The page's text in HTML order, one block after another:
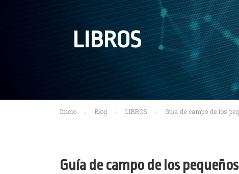
LIBROS
Inicio Blog LIBROS Guía de campo de los
Guía de campo de los